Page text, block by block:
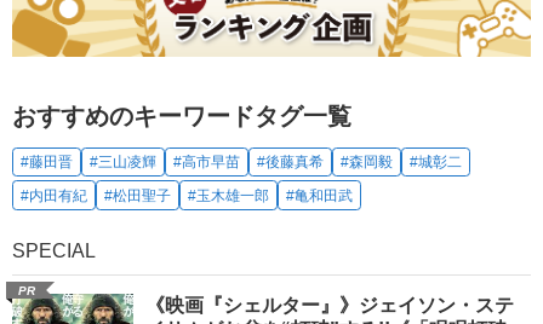
おすすめのキーワードタグ一覧
#藤田晋 #三山凌輝 #高市早苗 #後藤真希 #森岡毅
#城彰二
#内田有紀
#松田聖子 #玉木雄一郎 #亀和田武
SPECIAL
PR
《映画『シェルター』》ジェイソン・ステ